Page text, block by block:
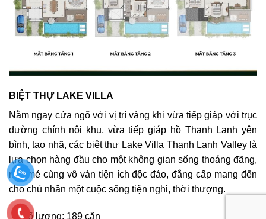
BIỆT THỰ LAKE VILLA
Nằm ngay cửa ngõ với vị trí vàng khi vừa tiếp giáp với trục
đường chính nội khu, vừa tiếp giáp hồ Thanh Lanh yên
bình, tao nhã, các biệt thự Lake Villa Thanh Lanh Valley là
lựa chọn hàng đầu cho một không gian sống thoáng đãng,
mát mẻ cùng vô vàn tiện ích độc đáo, đẳng cấp mang đến
cho chủ nhân một cuộc sống tiện nghi, thời thượng.
Số lượng: 189 căn